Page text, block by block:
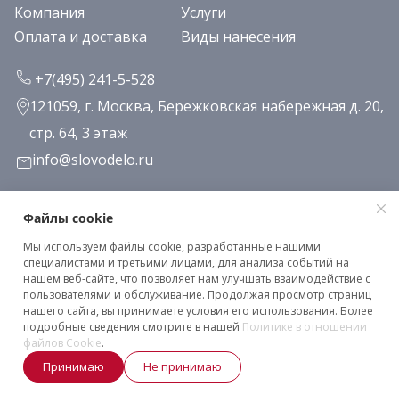
Компания
Услуги
Оплата и доставка
Виды нанесения
+7(495) 241-5-528
121059, г. Москва, Бережковская набережная д. 20,
стр. 64, 3 этаж
info@slovodelo.ru
Заказать звонок
Подписаться на рассылку
Клиентское соглашение
Политика конфиденциальности
2026 © «Словодело». Все права защищены
Файлы cookie
Мы используем файлы cookie, разработанные нашими
специалистами и третьими лицами, для анализа событий на
нашем веб-сайте, что позволяет нам улучшать взаимодействие с
пользователями и обслуживание. Продолжая просмотр страниц
нашего сайта, вы принимаете условия его использования. Более
подробные сведения смотрите в нашей Политике в отношении
файлов Cookie.
Принимаю Не принимаю